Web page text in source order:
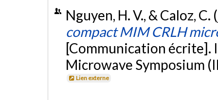
Nguyen, H. V., & Caloz,
compact MIM CRLH
[Communication écrite].
Microwave Symposium
Lien externe